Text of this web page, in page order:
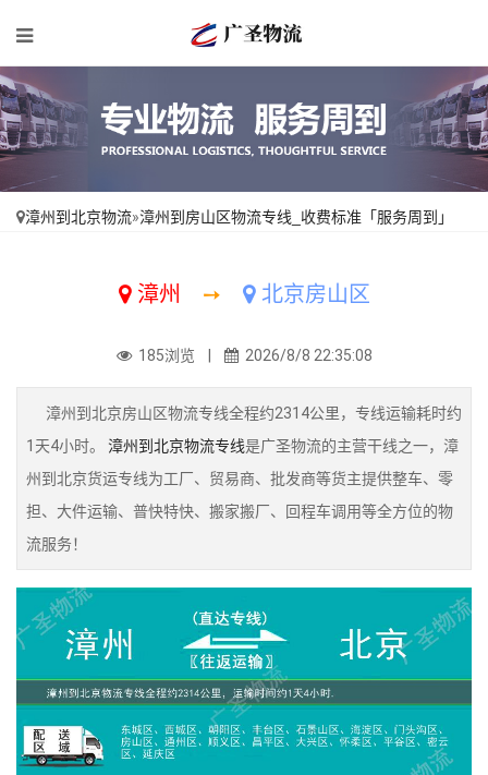
漳州到北京物流»漳州到房山区物流专线_收费标准「服务周到」
漳州 ➙ 北京房山区
185浏览 | 2026/8/8 22:35:08
漳州到北京房山区物流专线全程约2314公里，专线运输耗时约
1天4小时。 漳州到北京物流专线是广圣物流的主营干线之一，漳
州到北京货运专线为工厂、贸易商、批发商等货主提供整车、零
担、大件运输、普快特快、搬家搬厂、回程车调用等全方位的物
流服务！